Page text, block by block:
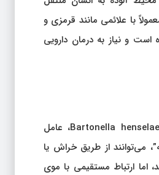
با علائمی مانند قرمزی و
و نیاز به درمان دارویی
Bartonella henselae، عامل
می‌توانند از طریق خراش یا
اما ارتباط مستقیمی با موی